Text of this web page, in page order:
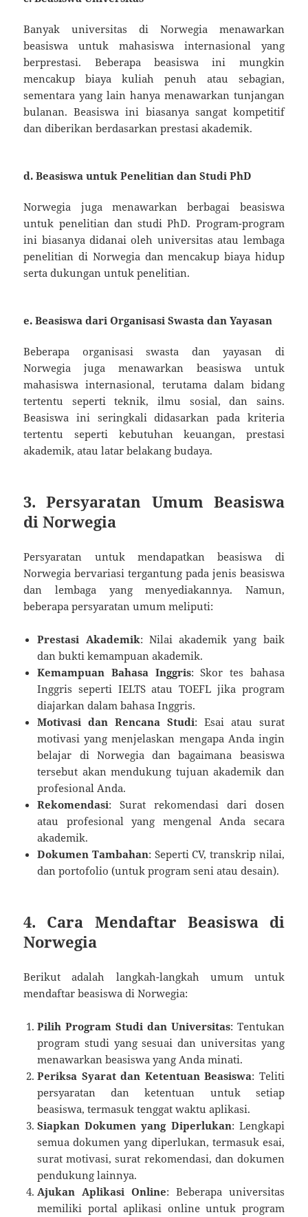
Banyak universitas di Norwegia menawarkan
beasiswa untuk mahasiswa internasional yang
berprestasi. Beberapa beasiswa ini mungkin
mencakup biaya kuliah penuh atau sebagian,
sementara yang lain hanya menawarkan tunjangan
bulanan. Beasiswa ini biasanya sangat kompetitif
dan diberikan berdasarkan prestasi akademik.
d.Beasiswa untuk Penelitian dan Studi PhD
Norwegia juga menawarkan berbagai beasiswa
untuk penelitian dan studi PhD. Program-program
ini biasanya didanai oleh universitas atau lembaga
penelitian di Norwegia dan mencakup biaya hidup
serta dukungan untuk penelitian.
e.Beasiswa dari Organisasi Swasta dan Yayasan
Beberapa organisasi swasta dan yayasan di
Norwegia juga menawarkan beasiswa untuk
mahasiswa internasional, terutama dalam bidang
tertentu seperti teknik, ilmu sosial, dan sains.
Beasiswa ini seringkali didasarkan pada kriteria
tertentu seperti kebutuhan keuangan, prestasi
akademik, atau latar belakang budaya.
3. Persyaratan Umum Beasiswa
di Norwegia
Persyaratan untuk mendapatkan beasiswa di
Norwegia bervariasi tergantung pada jenis beasiswa
dan lembaga yang menyediakannya. Namun,
beberapa persyaratan umum meliputi:
Prestasi Akademik: Nilai akademik yang baik
dan bukti kemampuan akademik.
Kemampuan Bahasa Inggris: Skor tes bahasa
Inggris seperti IELTS atau TOEFL jika program
diajarkan dalam bahasa Inggris.
Motivasi dan Rencana Studi: Esai atau surat
motivasi yang menjelaskan mengapa Anda ingin
belajar di Norwegia dan bagaimana beasiswa
tersebut akan mendukung tujuan akademik dan
profesional Anda.
Rekomendasi: Surat rekomendasi dari dosen
atau profesional yang mengenal Anda secara
akademik.
Dokumen Tambahan: Seperti CV, transkrip nilai,
dan portofolio (untuk program seni atau desain).
4. Cara Mendaftar Beasiswa di
Norwegia
Berikut adalah langkah-langkah umum untuk
mendaftar beasiswa di Norwegia:
Pilih Program Studi dan Universitas: Tentukan
program studi yang sesuai dan universitas yang
menawarkan beasiswa yang Anda minati.
Periksa Syarat dan Ketentuan Beasiswa: Teliti
persyaratan dan ketentuan untuk setiap
beasiswa, termasuk tenggat waktu aplikasi.
Siapkan Dokumen yang Diperlukan: Lengkapi
semua dokumen yang diperlukan, termasuk esai,
surat motivasi, surat rekomendasi, dan dokumen
pendukung lainnya.
Ajukan Aplikasi Online: Beberapa universitas
memiliki portal aplikasi online untuk program